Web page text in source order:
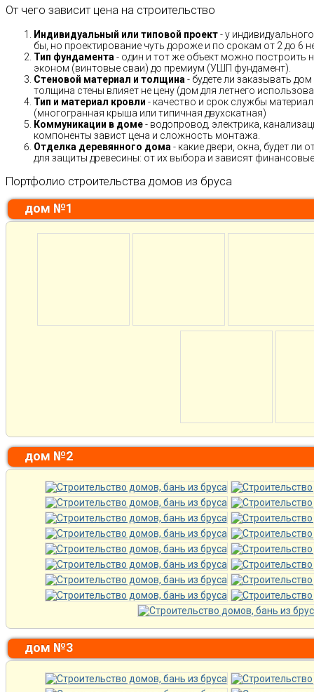
От чего зависит цена на строительство
Индивидуальный или типовой проект- у
бы, но проектирование чуть дороже и по срокам от 2 до 6
Тип фундамента - один и тот же объект можно построить
эконом (винтовые сваи) до премиум (УШП фундамент).
Стеновой материал и толщина - будете ли заказывать
толщина стены влияет не цену (дом для летнего
Тип и материал кровли - качество и срок службы
(многогранная крыша или типичная двухскатная)
Коммуникации в доме- водопровод, электрика,
компоненты завист цена и сложность монтажа.
Отделка деревянного дома - какие двери, окна, будет
для защиты древесины: от их выбора и зависят
Портфолио строительства домов из бруса
дом №1
дом №2
дом №3